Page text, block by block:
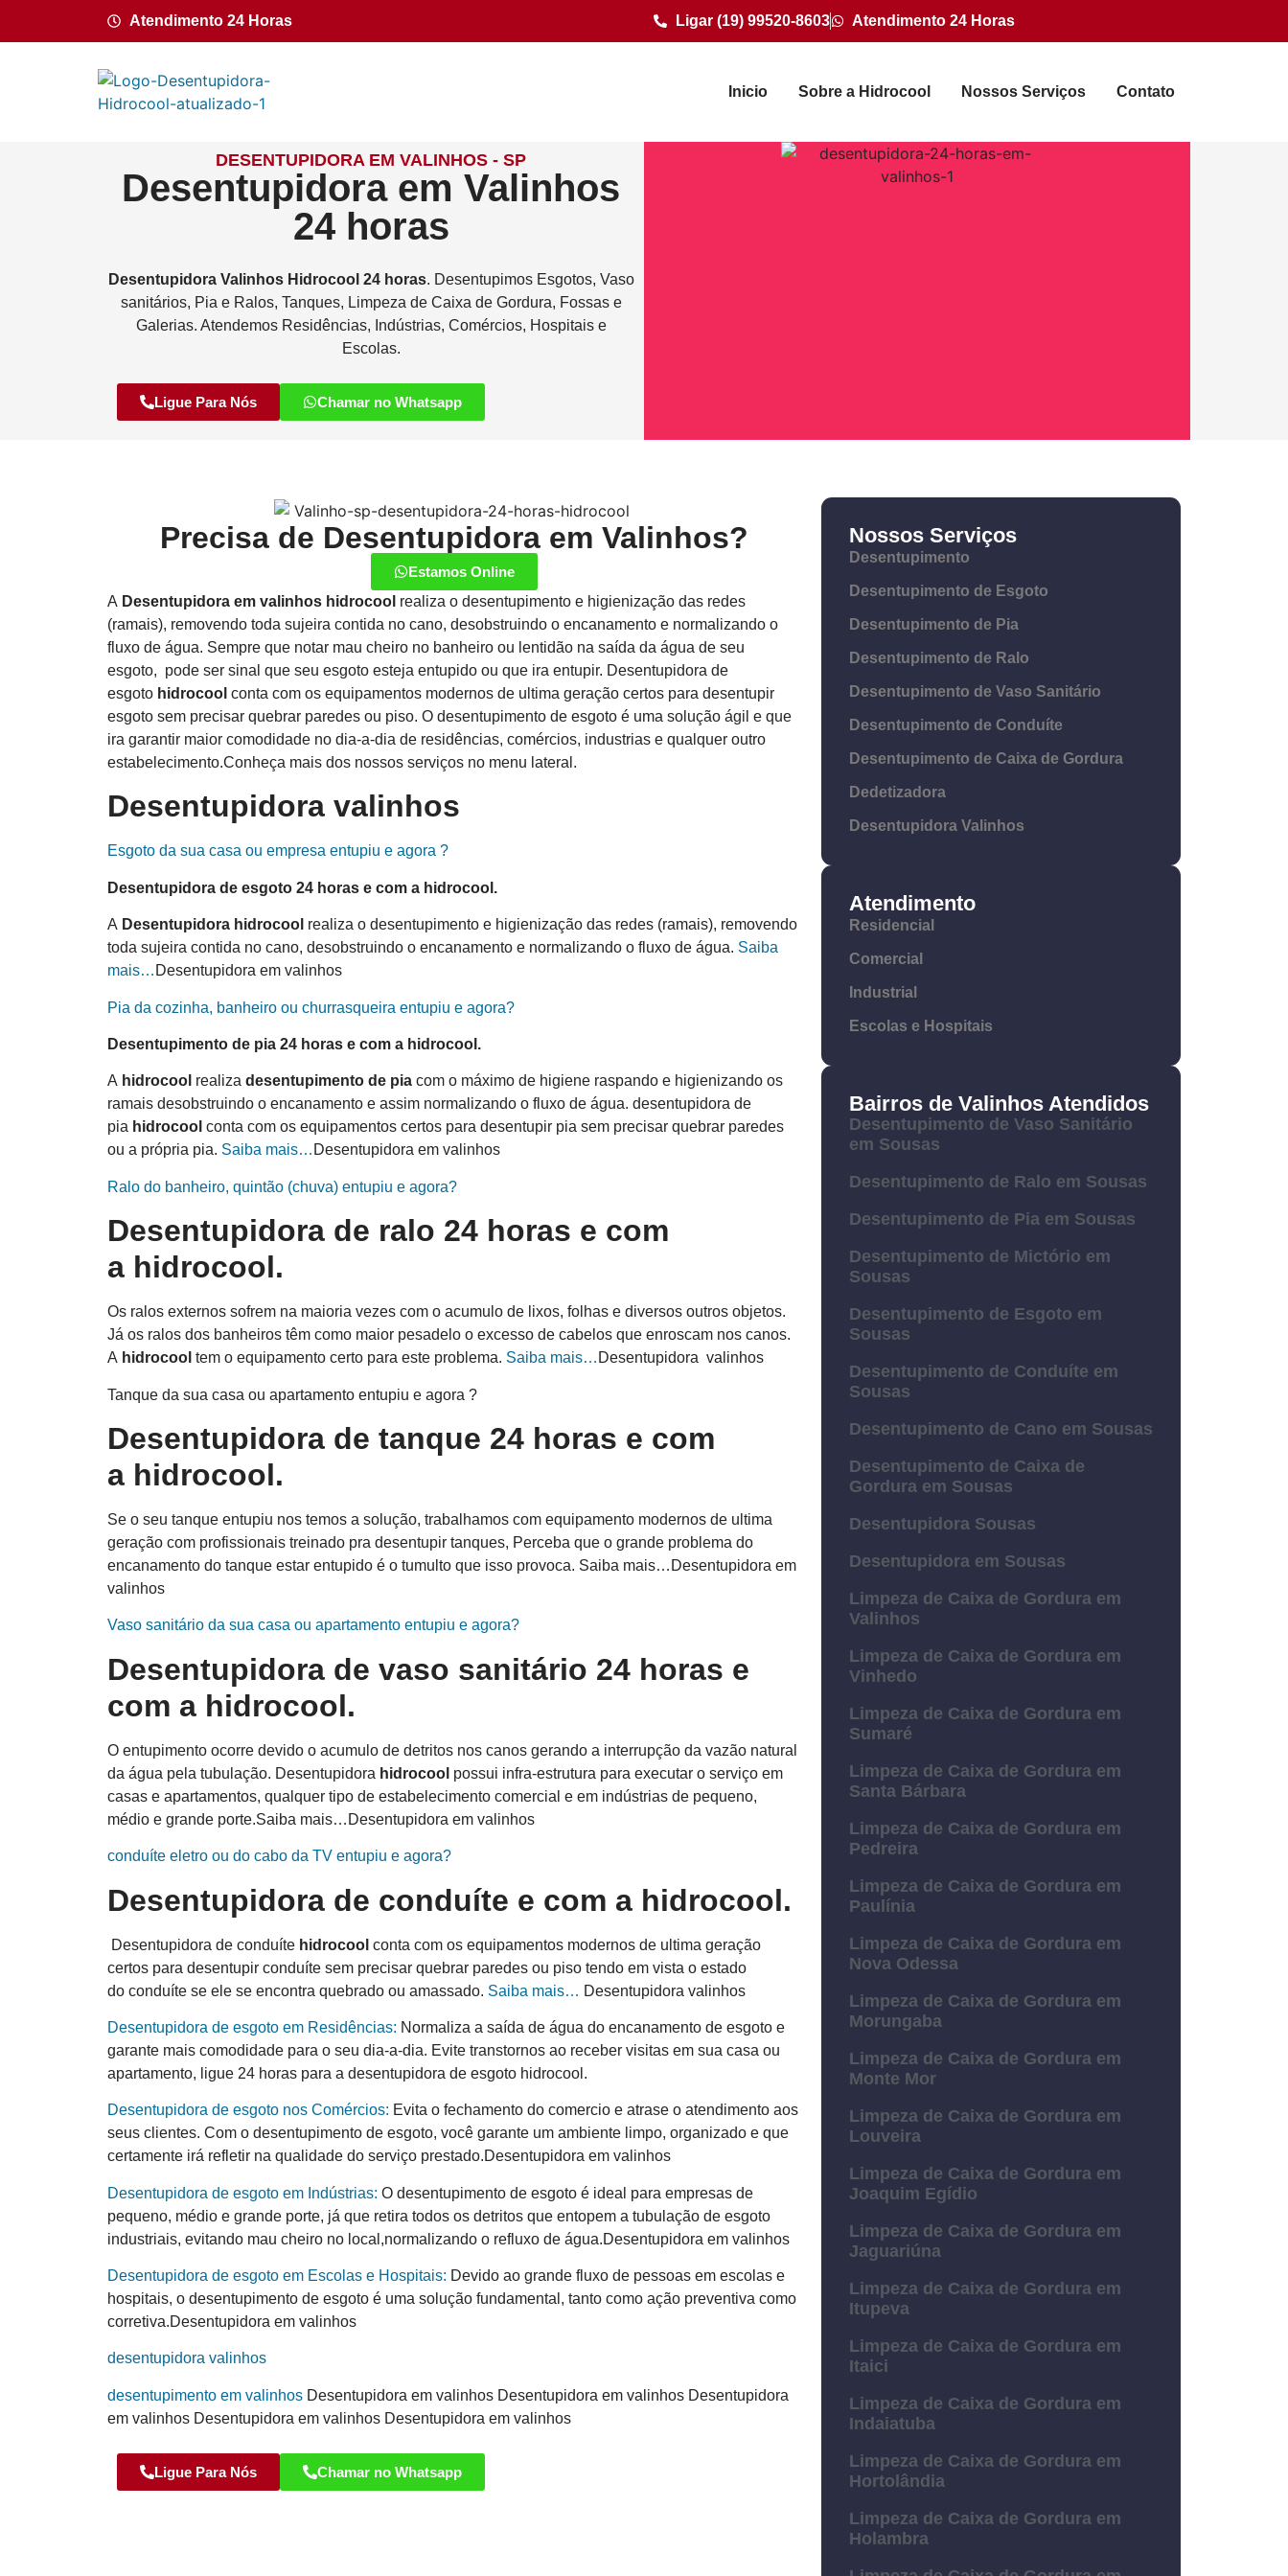
Atendimento 24 Horas Ligar (19) 99520-8603 Atendimento 24 Horas
Inicio Sobre a Hidrocool Nossos Serviços Contato
DESENTUPIDORA EM VALINHOS - SP
Desentupidora em Valinhos
24 horas
Desentupidora Valinhos Hidrocool 24 horas. Desentupimos Esgotos, Vaso
sanitários, Pia e Ralos, Tanques, Limpeza de Caixa de Gordura, Fossas e
Galerias. Atendemos Residências, Indústrias, Comércios, Hospitais e
Escolas.
Ligue Para Nós Chamar no Whatsapp
Precisa de Desentupidora em Valinhos?
Estamos Online
A Desentupidora em valinhos hidrocool realiza o desentupimento e higienização das redes
(ramais), removendo toda sujeira contida no cano, desobstruindo o encanamento e normalizando o
fluxo de água. Sempre que notar mau cheiro no banheiro ou lentidão na saída da água de seu
esgoto, pode ser sinal que seu esgoto esteja entupido ou que ira entupir. Desentupidora de
esgoto hidrocool conta com os equipamentos modernos de ultima geração certos para desentupir
esgoto sem precisar quebrar paredes ou piso. O desentupimento de esgoto é uma solução ágil e que
ira garantir maior comodidade no dia-a-dia de residências, comércios, industrias e qualquer outro
estabelecimento.Conheça mais dos nossos serviços no menu lateral.
Desentupidora valinhos
Esgoto da sua casa ou empresa entupiu e agora ?
Desentupidora de esgoto 24 horas e com a hidrocool .
A Desentupidora hidrocool realiza o desentupimento e higienização das redes (ramais), removendo
toda sujeira contida no cano, desobstruindo o encanamento e normalizando o fluxo de água. Saiba
mais… Desentupidora em valinhos
Pia da cozinha, banheiro ou churrasqueira entupiu e agora?
Desentupimento de pia 24 horas e com a hidrocool .
A hidrocool realiza desentupimento de pia com o máximo de higiene raspando e higienizando os
ramais desobstruindo o encanamento e assim normalizando o fluxo de água. desentupidora de
pia hidrocool conta com os equipamentos certos para desentupir pia sem precisar quebrar paredes
ou a própria pia. Saiba mais… Desentupidora em valinhos
Ralo do banheiro, quintão (chuva) entupiu e agora?
Desentupidora de ralo 24 horas e com
a hidrocool.
Os ralos externos sofrem na maioria vezes com o acumulo de lixos, folhas e diversos outros objetos.
Já os ralos dos banheiros têm como maior pesadelo o excesso de cabelos que enroscam nos canos.
A hidrocool tem o equipamento certo para este problema. Saiba mais… Desentupidora valinhos
Tanque da sua casa ou apartamento entupiu e agora ?
Desentupidora de tanque 24 horas e com
a hidrocool.
Se o seu tanque entupiu nos temos a solução, trabalhamos com equipamento modernos de ultima
geração com profissionais treinado pra desentupir tanques, Perceba que o grande problema do
encanamento do tanque estar entupido é o tumulto que isso provoca. Saiba mais…Desentupidora em
valinhos
Vaso sanitário da sua casa ou apartamento entupiu e agora?
Desentupidora de vaso sanitário 24 horas e
com a hidrocool.
O entupimento ocorre devido o acumulo de detritos nos canos gerando a interrupção da vazão natural
da água pela tubulação. Desentupidora hidrocool possui infra-estrutura para executar o serviço em
casas e apartamentos, qualquer tipo de estabelecimento comercial e em indústrias de pequeno,
médio e grande porte.Saiba mais…Desentupidora em valinhos
conduíte eletro ou do cabo da TV entupiu e agora?
Desentupidora de conduíte e com a hidrocool.
Desentupidora de conduíte hidrocool conta com os equipamentos modernos de ultima geração
certos para desentupir conduíte sem precisar quebrar paredes ou piso tendo em vista o estado
do conduíte se ele se encontra quebrado ou amassado. Saiba mais… Desentupidora valinhos
Desentupidora de esgoto em Residências: Normaliza a saída de água do encanamento de esgoto e
garante mais comodidade para o seu dia-a-dia. Evite transtornos ao receber visitas em sua casa ou
apartamento, ligue 24 horas para a desentupidora de esgoto hidrocool.
Desentupidora de esgoto nos Comércios: Evita o fechamento do comercio e atrase o atendimento aos
seus clientes. Com o desentupimento de esgoto, você garante um ambiente limpo, organizado e que
certamente irá refletir na qualidade do serviço prestado.Desentupidora em valinhos
Desentupidora de esgoto em Indústrias: O desentupimento de esgoto é ideal para empresas de
pequeno, médio e grande porte, já que retira todos os detritos que entopem a tubulação de esgoto
industriais, evitando mau cheiro no local,normalizando o refluxo de água.Desentupidora em valinhos
Desentupidora de esgoto em Escolas e Hospitais: Devido ao grande fluxo de pessoas em escolas e
hospitais, o desentupimento de esgoto é uma solução fundamental, tanto como ação preventiva como
corretiva.Desentupidora em valinhos
desentupidora valinhos
desentupimento em valinhos Desentupidora em valinhos Desentupidora em valinhos Desentupidora
em valinhos Desentupidora em valinhos Desentupidora em valinhos
Ligue Para Nós Chamar no Whatsapp
Nossos Serviços
Desentupimento
Desentupimento de Esgoto
Desentupimento de Pia
Desentupimento de Ralo
Desentupimento de Vaso Sanitário
Desentupimento de Conduíte
Desentupimento de Caixa de Gordura
Dedetizadora
Desentupidora Valinhos
Atendimento
Residencial
Comercial
Industrial
Escolas e Hospitais
Bairros de Valinhos Atendidos
Desentupimento de Vaso Sanitário
em Sousas
Desentupimento de Ralo em Sousas
Desentupimento de Pia em Sousas
Desentupimento de Mictório em
Sousas
Desentupimento de Esgoto em
Sousas
Desentupimento de Conduíte em
Sousas
Desentupimento de Cano em Sousas
Desentupimento de Caixa de
Gordura em Sousas
Desentupidora Sousas
Desentupidora em Sousas
Limpeza de Caixa de Gordura em
Valinhos
Limpeza de Caixa de Gordura em
Vinhedo
Limpeza de Caixa de Gordura em
Sumaré
Limpeza de Caixa de Gordura em
Santa Bárbara
Limpeza de Caixa de Gordura em
Pedreira
Limpeza de Caixa de Gordura em
Paulínia
Limpeza de Caixa de Gordura em
Nova Odessa
Limpeza de Caixa de Gordura em
Morungaba
Limpeza de Caixa de Gordura em
Monte Mor
Limpeza de Caixa de Gordura em
Louveira
Limpeza de Caixa de Gordura em
Joaquim Egídio
Limpeza de Caixa de Gordura em
Jaguariúna
Limpeza de Caixa de Gordura em
Itupeva
Limpeza de Caixa de Gordura em
Itaici
Limpeza de Caixa de Gordura em
Indaiatuba
Limpeza de Caixa de Gordura em
Hortolândia
Limpeza de Caixa de Gordura em
Holambra